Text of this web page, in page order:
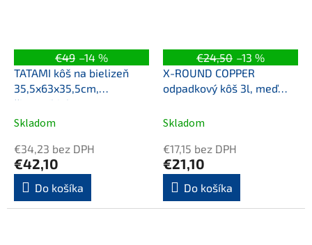
€49 –14 %
TATAMI kôš na bielizeň
35,5x63x35,5cm,
čierna/biela
Skladom
€34,23 bez DPH
€42,10
Do košíka
€24,50 –13 %
X-ROUND COPPER
odpadkový kôš 3l, meď
Skladom
€17,15 bez DPH
€21,10
Do košíka